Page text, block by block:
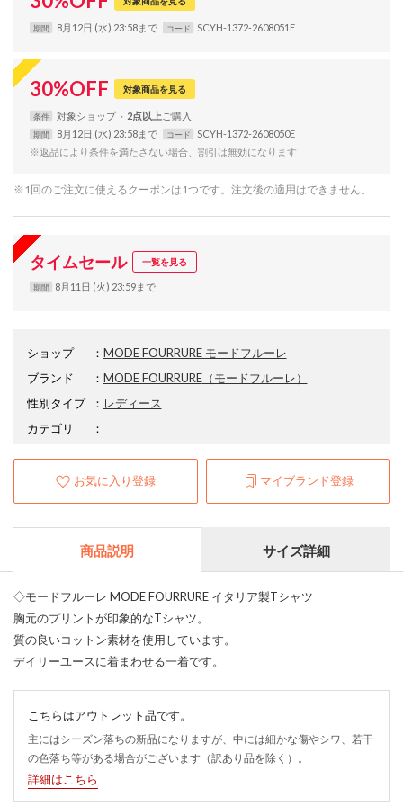
期間 8月12日 (水) 23:58まで コード SCYH-1372-2608051E
30%OFF 対象商品を見る
条件 対象ショップ 2点以上
期間 8月12日 (水) 23:58まで コード
SCYH-1372-2608050E
※返品により条件を満たさない場合、割引は無効になります
※1回のご注文に使えるクーポンは1つです。注文後の適用はできません。
タイムセール 一覧を見る
期間 8月11日 (火) 23:59まで
ショップ ： MODE FOURRURE モードフルーレ
ブランド
： MODE FOURRURE（モードフルーレ）
性別タイプ
： レディース
カテゴリ
：
お気に入り登録 マイブランド登録
商品説明 サイズ詳細
◇モードフルーレ MODE FOURRURE イタリア製Tシャツ
胸元のプリントが印象的なTシャツ。
質の良いコットン素材を使用しています。
デイリーユースに着まわせる一着です。
こちらはアウトレット品です。
主にはシーズン落ちの新品になりますが、中には細かな傷やシワ、若干
の色落ち等がある場合がございます（訳あり品を除く）。
詳細はこちら